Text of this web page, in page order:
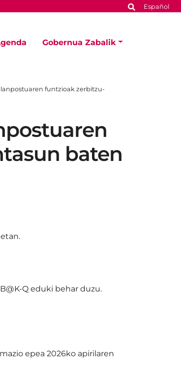
Español
Gobernua Zabalik
funtzioak zerbitzu-
baten
Q eduki behar duzu.
epea 2026ko apirilaren